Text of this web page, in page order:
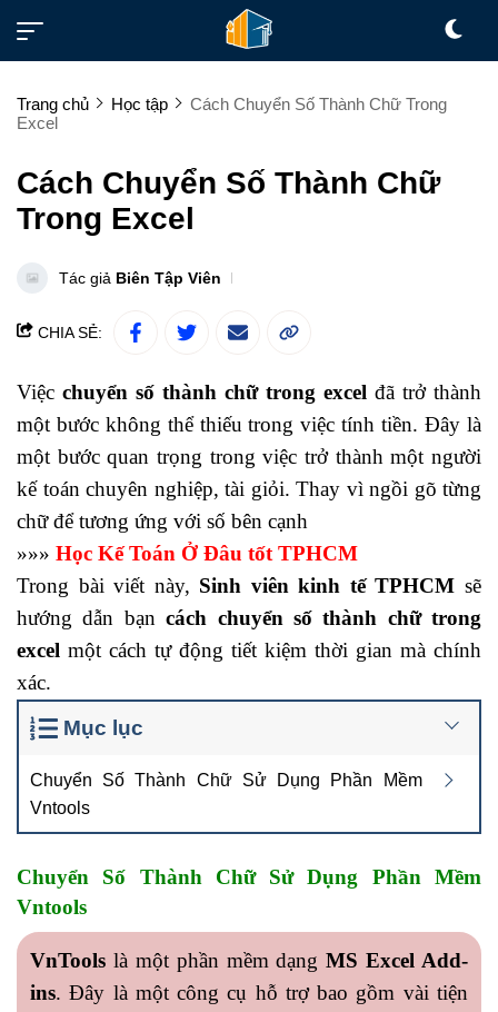
Trang chủ Học tập
Cách Chuyển Số Thành Chữ Trong
Excel
Cách Chuyển Số Thành Chữ
Trong Excel
Tác giả Biên Tập Viên
CHIA SẺ:
Việc chuyển số thành chữ trong excel đã trở thành
một bước không thể thiếu trong việc tính tiền. Đây là
một bước quan trọng trong việc trở thành một người
kế toán chuyên nghiệp, tài giỏi. Thay vì ngồi gõ từng
chữ để tương ứng với số bên cạnh
»»» Học Kế Toán Ở Đâu tốt TPHCM
Trong bài viết này, Sinh viên kinh tế TPHCM sẽ
hướng dẫn bạncách chuyển số thành chữ trong
excel một cách tự động tiết kiệm thời gian mà chính
xác.
Mục lục
Chuyển Số Thành Chữ Sử Dụng Phần Mềm
Vntools
Chuyển Số Thành Chữ Sử Dụng Phần Mềm
Vntools
VnTools là một phần mềm dạngMS Excel Add-
ins. Đây là một công cụ hỗ trợ bao gồm vài tiện